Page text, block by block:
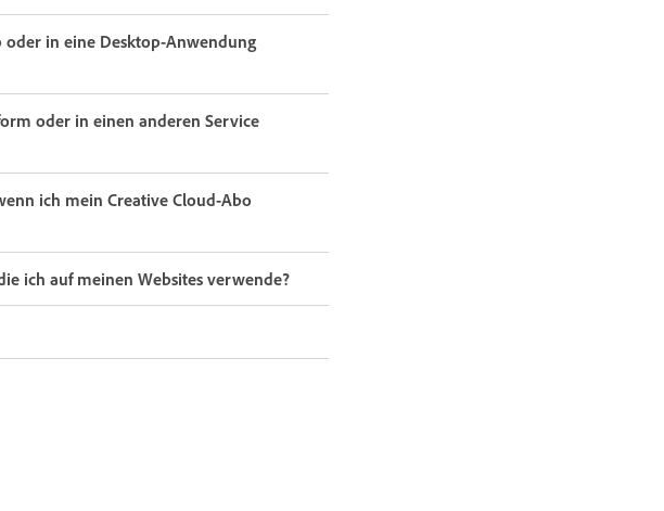
in eine Desktop-Anwendung
oder in einen anderen Service
ich mein Creative Cloud-Abo
ich auf meinen Websites verwende?